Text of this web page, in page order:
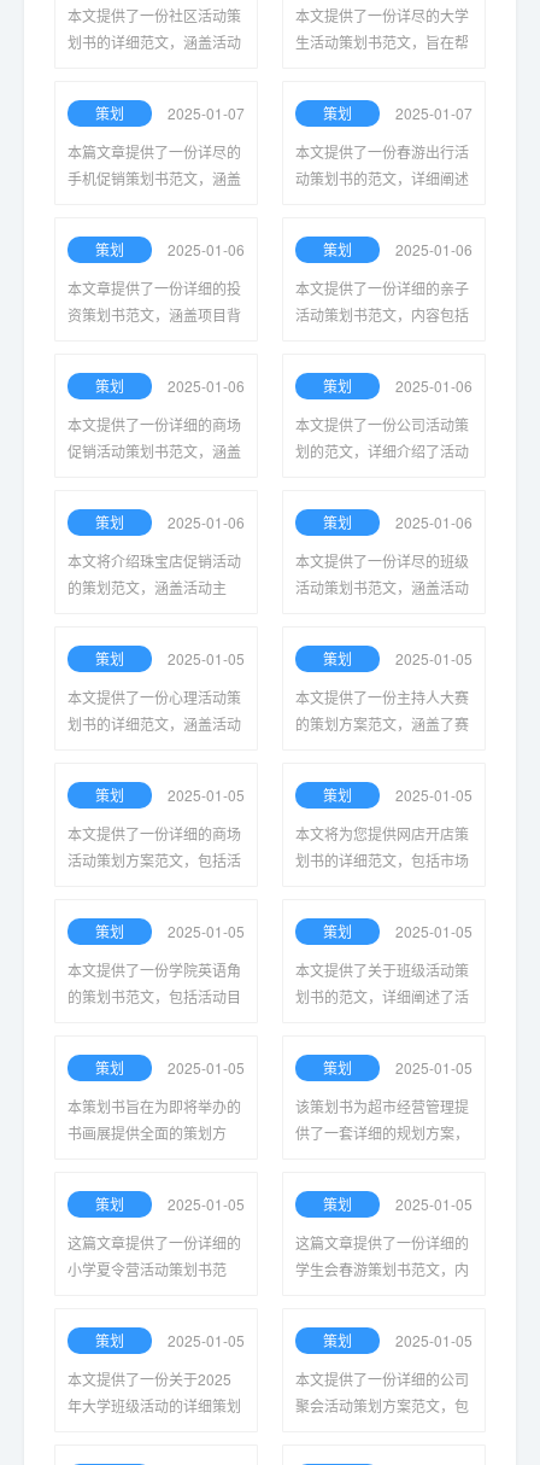
极向上的校园氛围。
本文提供了一份社区活动策
划书的详细范文，涵盖活动
活动组织提供参考与借鉴，
促进居民参与。
本文提供了一份详尽的大学
生活动策划书范文，旨在帮
动效果，同时增强团队合作
精神。
策划
2025-01-07
本篇文章提供了一份详尽的
手机促销策划书范文，涵盖
展促销活动提供全面指导与
参考。
策划
2025-01-07
本文提供了一份春游出行活
动策划书的范文，详细阐述
活动顺利并充满乐趣。
策划
2025-01-06
本文章提供了一份详细的投
资策划书范文，涵盖项目背
供清晰的决策依据和参考。
策划
2025-01-06
本文提供了一份详细的亲子
活动策划书范文，内容包括
动活动提供了指南和参考。
策划
2025-01-06
本文提供了一份详细的商场
促销活动策划书范文，涵盖
升销售和吸引顾客提供了全
面参考。
策划
2025-01-06
本文提供了一份公司活动策
划的范文，详细介绍了活动
企业举办成功活动提供参考
和借鉴。
策划
2025-01-06
本文将介绍珠宝店促销活动
的策划范文，涵盖活动主
提高销售业绩，吸引更多顾
客。
策划
2025-01-06
本文提供了一份详尽的班级
活动策划书范文，涵盖活动
级活动的顺利开展提供指导
与参考。
策划
2025-01-05
本文提供了一份心理活动策
划书的详细范文，涵盖活动
解和实施心理活动的策划与
组织。
策划
2025-01-05
本文提供了一份主持人大赛
的策划方案范文，涵盖了赛
以帮助组织者更好地准备和
实施比赛。
策划
2025-01-05
本文提供了一份详细的商场
活动策划方案范文，包括活
以帮助商场提升顾客参与度
和销售业绩。
策划
2025-01-05
本文将为您提供网店开店策
划书的详细范文，包括市场
素，助力创业者成功开店。
策划
2025-01-05
本文提供了一份学院英语角
的策划书范文，包括活动目
同学们的英语交流能力与兴
趣。
策划
2025-01-05
本文提供了关于班级活动策
划书的范文，详细阐述了活
级更好地开展丰富多彩的集
体活动。
策划
2025-01-05
本策划书旨在为即将举办的
书画展提供全面的策划方
旨在提升艺术文化交流与传
播。
策划
2025-01-05
该策划书为超市经营管理提
供了一套详细的规划方案，
额和顾客满意度。
策划
2025-01-05
这篇文章提供了一份详细的
小学夏令营活动策划书范
等，旨在为学生们创造丰富
多彩的夏季体验。
策划
2025-01-05
这篇文章提供了一份详细的
学生会春游策划书范文，内
安全注意事项等，旨在帮助
学生会有效组织春游活动。
策划
2025-01-05
本文提供了一份关于2025
年大学班级活动的详细策划
策划
2025-01-05
本文提供了一份详细的公司
聚会活动策划方案范文，包